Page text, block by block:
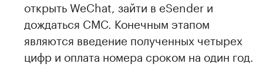
открыть WeChat, зайти в eSender и
дождаться СМС. Конечным этапом
являются введение полученных четырех
цифр и оплата номера сроком на один год.